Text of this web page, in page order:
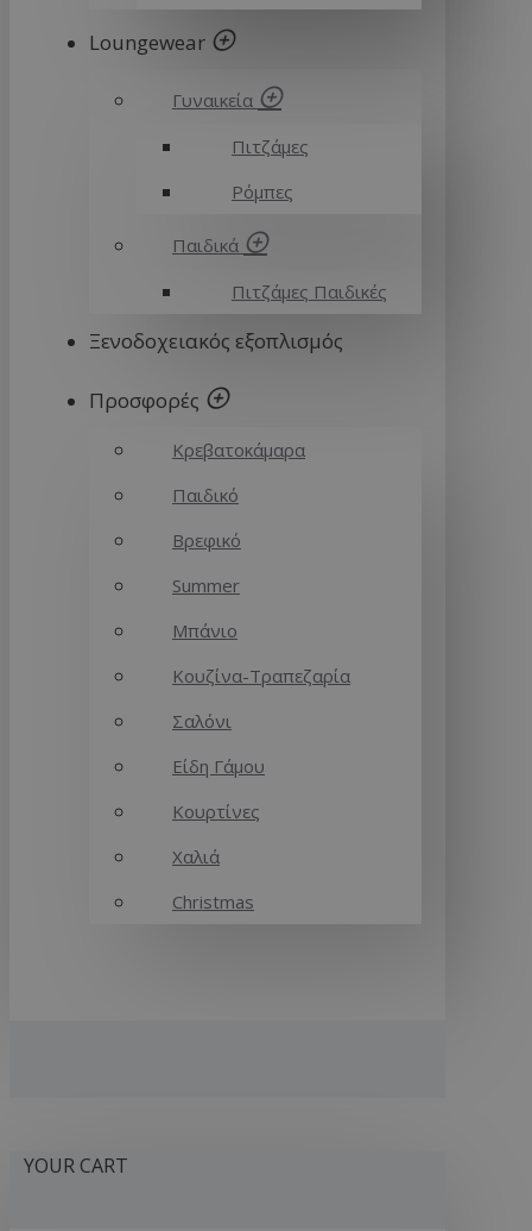
Loungewear
Γυναικεία
Πιτζάμες
Ρόμπες
Παιδικά
Πιτζάμες Παιδικές
Ξενοδοχειακός εξοπλισμός
Προσφορές
Κρεβατοκάμαρα
Παιδικό
Βρεφικό
Summer
Μπάνιο
Κουζίνα-Τραπεζαρία
Σαλόνι
Είδη Γάμου
Κουρτίνες
Χαλιά
Christmas
YOUR CART